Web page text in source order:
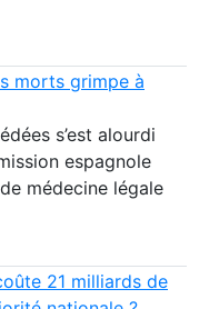
morts grimpe à
s’est alourdi
espagnole
médecine légale
21 milliards de